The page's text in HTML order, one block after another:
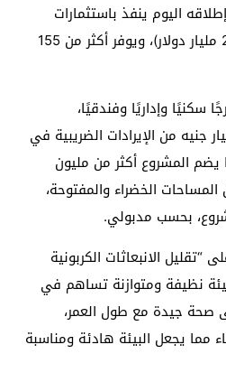
اليوم ينفذ باستثمارات
تتجاوز 1.4 تريليون جنيه (27 مليار دولار)، ويوفر أكثر من 155
المشروع من 165 برجًا سكنيًا وإداريًا وفندقيًا،
بما يعادل 818 مليار جنيه من الإيرادات الضريبية في
يضم المشروع أكثر من مليون
الخضراء والمفتوحة،
الانبعاثات الكربونية
نظيفة ومتوازنة تساهم في
صحة جيدة مع طول العمر،
مما يجعل البيئة هادئة ومناسبة